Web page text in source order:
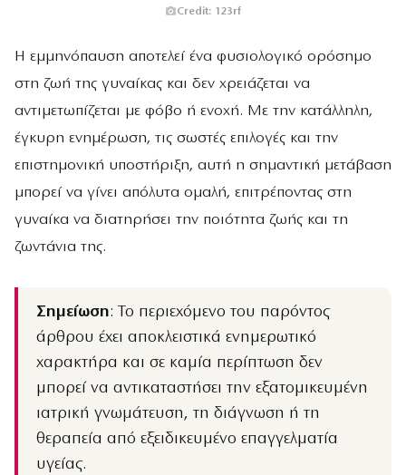
Credit: 123rf
Η εμμηνόπαυση αποτελεί ένα φυσιολογικό ορόσημο
στη ζωή της γυναίκας και δεν χρειάζεται να
αντιμετωπίζεται με φόβο ή ενοχή. Με την κατάλληλη,
έγκυρη ενημέρωση, τις σωστές επιλογές και την
επιστημονική υποστήριξη, αυτή η σημαντική μετάβαση
μπορεί να γίνει απόλυτα ομαλή, επιτρέποντας στη
γυναίκα να διατηρήσει την ποιότητα ζωής και τη
ζωντάνια της.
Σημείωση: Το περιεχόμενο του παρόντος
άρθρου έχει αποκλειστικά ενημερωτικό
χαρακτήρα και σε καμία περίπτωση δεν
μπορεί να αντικαταστήσει την εξατομικευμένη
ιατρική γνωμάτευση, τη διάγνωση ή τη
θεραπεία από εξειδικευμένο επαγγελματία
υγείας.